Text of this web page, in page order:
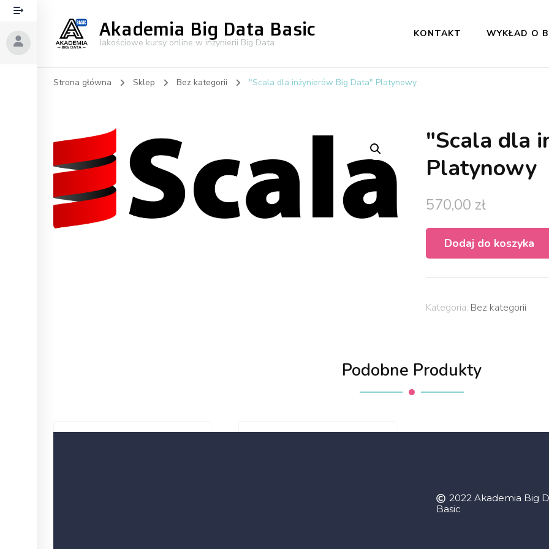
Akademia Big Data Basic
Jakościowe kursy online w inżynierii Big Data
KONTAKT WYKŁAD O
Strona główna Sklep Bez kategorii "Scala dla inżynierów Big Data" Platynowy
"Scala dla
Platynowy
570,00 zł
Dodaj do koszyka
Kategoria: Bez kategorii
Podobne Produkty
2022 Akademia Big
Basic